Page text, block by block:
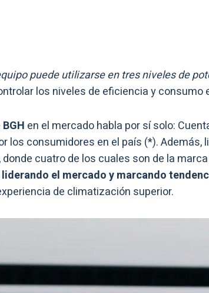
puede utilizarse en tres niveles de
los niveles de eficiencia y consumo
BGH en el mercado habla por sí solo:
los consumidores en el país (*). Además,
cuatro de los cuales son de la
el mercado y marcando
de climatización superior.